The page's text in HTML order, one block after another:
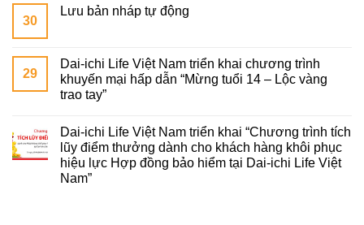
30
Lưu bản nháp tự động
29
Dai-ichi Life Việt Nam triển khai chương trình
khuyến mại hấp dẫn “Mừng tuổi 14 – Lộc vàng
trao tay”
Dai-ichi Life Việt Nam triển khai “Chương trình tích
lũy điểm thưởng dành cho khách hàng khôi phục
hiệu lực Hợp đồng bảo hiểm tại Dai-ichi Life Việt
Nam”